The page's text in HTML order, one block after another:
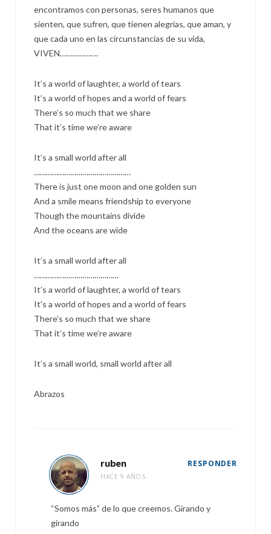
encontramos con personas, seres humanos que
sienten, que sufren, que tienen alegrías, que aman, y
que cada uno en las circunstancias de su vida,
VIVEN……………….
It’s a world of laughter, a world of tears
It’s a world of hopes and a world of fears
There’s so much that we share
That it’s time we’re aware
It’s a small world after all
…………………………………………
There is just one moon and one golden sun
And a smile means friendship to everyone
Though the mountains divide
And the oceans are wide
It’s a small world after all
……………………………………
It’s a world of laughter, a world of tears
It’s a world of hopes and a world of fears
There’s so much that we share
That it’s time we’re aware
It’s a small world, small world after all
Abrazos
ruben
HACE 9 AÑOS
RESPONDER
“Somos más” de lo que creemos. Girando y
girando